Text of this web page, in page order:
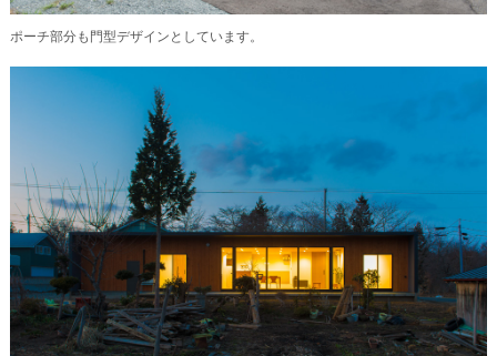
ポーチ部分も門型デザインとしています。